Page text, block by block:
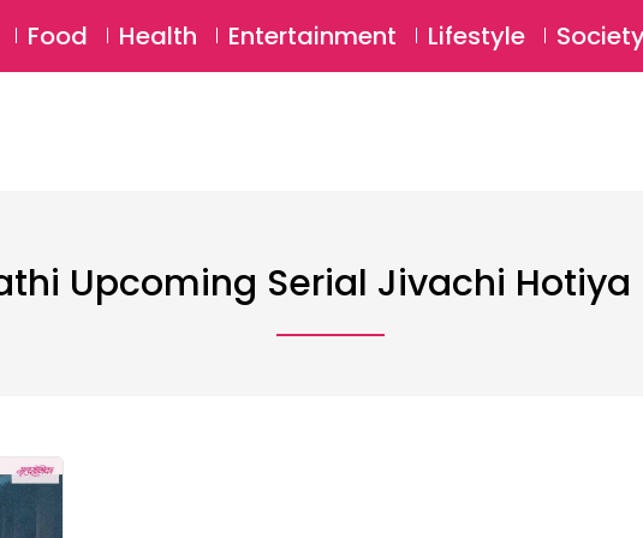
Food Health Entertainment Lifestyle
Upcoming Serial Jivachi Hotiya